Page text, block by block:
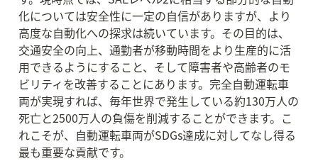
化については安全性に一定の自信がありますが、より
高度な自動化への探求は続いています。その目的は、
交通安全の向上、通勤者が移動時間をより生産的に活
用できるようにすること、そして障害者や高齢者のモ
ビリティを改善することにあります。完全自動運転車
両が実現すれば、毎年世界で発生している約130万人の
死亡と2500万人の負傷を削減することができます。こ
れこそが、自動運転車両がSDGs達成に対してなし得る
最も重要な貢献です。